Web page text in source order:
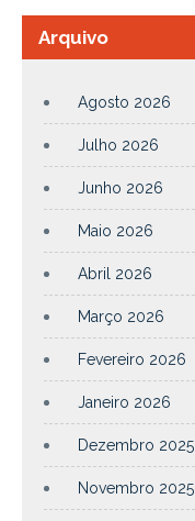
Arquivo
Agosto 2026
Julho 2026
Junho 2026
Maio 2026
Abril 2026
Março 2026
Fevereiro 2026
Janeiro 2026
Dezembro 2025
Novembro 2025